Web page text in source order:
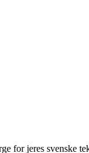
for jeres svenske